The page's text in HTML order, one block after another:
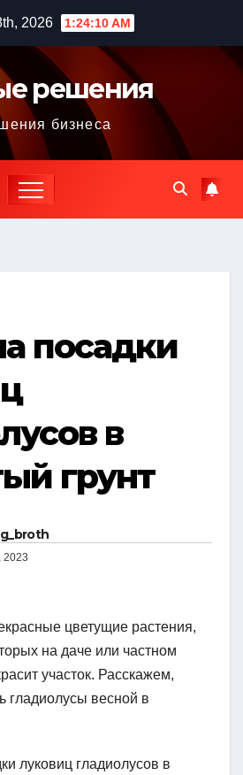
2026 1:24:11 AM
решения
бизнеса
посадки
в
грунт
цветущие растения,
на даче или частном
участок. Расскажем,
гладиолусы весной в